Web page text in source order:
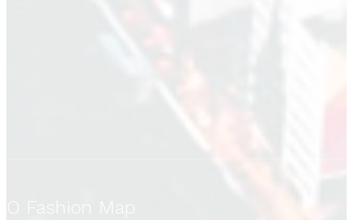
O Fashion Map